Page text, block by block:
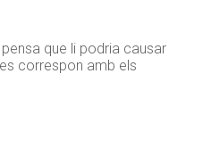
pensa que li podria causar
correspon amb els